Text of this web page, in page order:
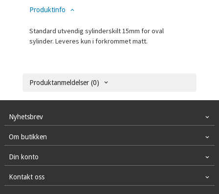
Produktinfo
Standard utvendig sylinderskilt 15mm for oval
sylinder. Leveres kun i forkrommet matt.
Produktanmeldelser (0)
Nyhetsbrev
Om butikken
Din konto
Kontakt oss